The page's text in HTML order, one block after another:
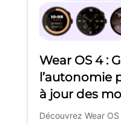
Wear OS 4 :
l’autonomie
à jour des
Découvrez Wear